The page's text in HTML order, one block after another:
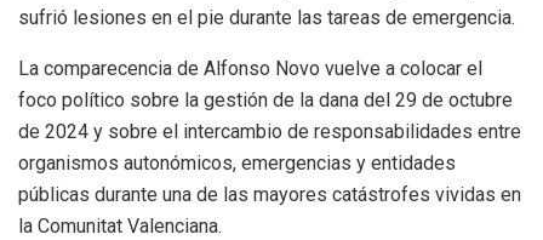
sufrió lesiones en el pie durante las tareas de emergencia.
La comparecencia de Alfonso Novo vuelve a colocar el
foco político sobre la gestión de la dana del 29 de octubre
de 2024 y sobre el intercambio de responsabilidades entre
organismos autonómicos, emergencias y entidades
públicas durante una de las mayores catástrofes vividas en
la Comunitat Valenciana.